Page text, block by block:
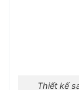
Thiết kế